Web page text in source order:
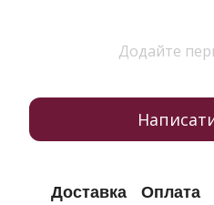
Додайте
Доставка Оплата